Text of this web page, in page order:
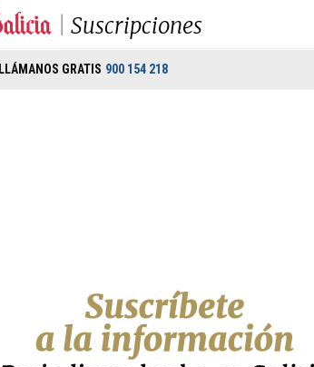
Suscripciones
LLÁMANOS GRATIS 900 154 218